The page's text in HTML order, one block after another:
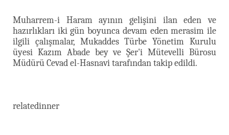
Muharrem-i Haram ayının gelişini ilan eden ve
hazırlıkları iki gün boyunca devam eden merasim ile
ilgili çalışmalar, Mukaddes Türbe Yönetim Kurulu
üyesi Kazım Abade bey ve Şer'i Mütevelli Bürosu
Müdürü Cevad el-Hasnavi tarafından takip edildi.
relatedinner